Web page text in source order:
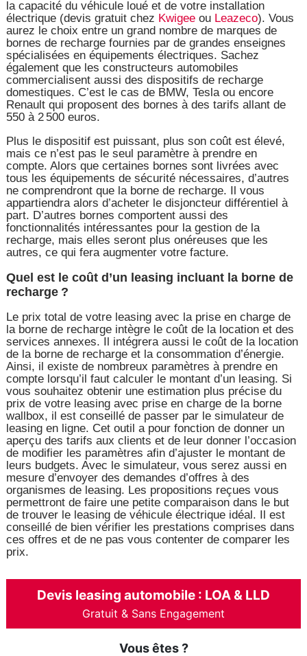
la capacité du véhicule loué et de votre installation
électrique (devis gratuit chez Kwigeeou Leazeco). Vous
aurez le choix entre un grand nombre de marques de
bornes de recharge fournies par de grandes enseignes
spécialisées en équipements électriques. Sachez
également que les constructeurs automobiles
commercialisent aussi des dispositifs de recharge
domestiques. C’est le cas de BMW, Tesla ou encore
Renault qui proposent des bornes à des tarifs allant de
550 à 2 500 euros.
Plus le dispositif est puissant, plus son coût est élevé,
mais ce n’est pas le seul paramètre à prendre en
compte. Alors que certaines bornes sont livrées avec
tous les équipements de sécurité nécessaires, d’autres
ne comprendront que la borne de recharge. Il vous
appartiendra alors d’acheter le disjoncteur différentiel à
part. D’autres bornes comportent aussi des
fonctionnalités intéressantes pour la gestion de la
recharge, mais elles seront plus onéreuses que les
autres, ce qui fera augmenter votre facture.
Quel est le coût d’un leasing incluant la borne de
recharge ?
Le prix total de votre leasing avec la prise en charge de
la borne de recharge intègre le coût de la location et des
services annexes. Il intégrera aussi le coût de la location
de la borne de recharge et la consommation d’énergie.
Ainsi, il existe de nombreux paramètres à prendre en
compte lorsqu’il faut calculer le montant d’un leasing. Si
vous souhaitez obtenir une estimation plus précise du
prix de votre leasing avec prise en charge de la borne
wallbox, il est conseillé de passer par le simulateur de
leasing en ligne. Cet outil a pour fonction de donner un
aperçu des tarifs aux clients et de leur donner l’occasion
de modifier les paramètres afin d’ajuster le montant de
leurs budgets. Avec le simulateur, vous serez aussi en
mesure d’envoyer des demandes d’offres à des
organismes de leasing. Les propositions reçues vous
permettront de faire une petite comparaison dans le but
de trouver le leasing de véhicule électrique idéal. Il est
conseillé de bien vérifier les prestations comprises dans
ces offres et de ne pas vous contenter de comparer les
prix.